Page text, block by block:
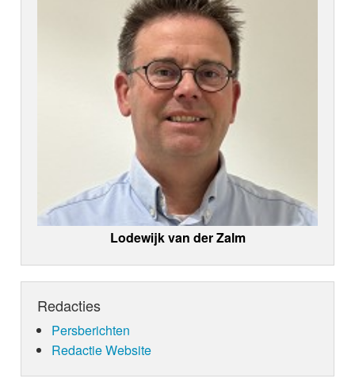
Lodewijk van der Zalm
Redacties
Persberichten
Redactie Website